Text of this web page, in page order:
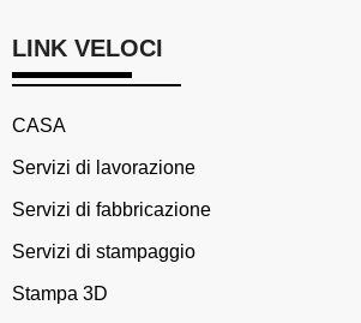
LINK VELOCI
CASA
Servizi di lavorazione
Servizi di fabbricazione
Servizi di stampaggio
Stampa 3D